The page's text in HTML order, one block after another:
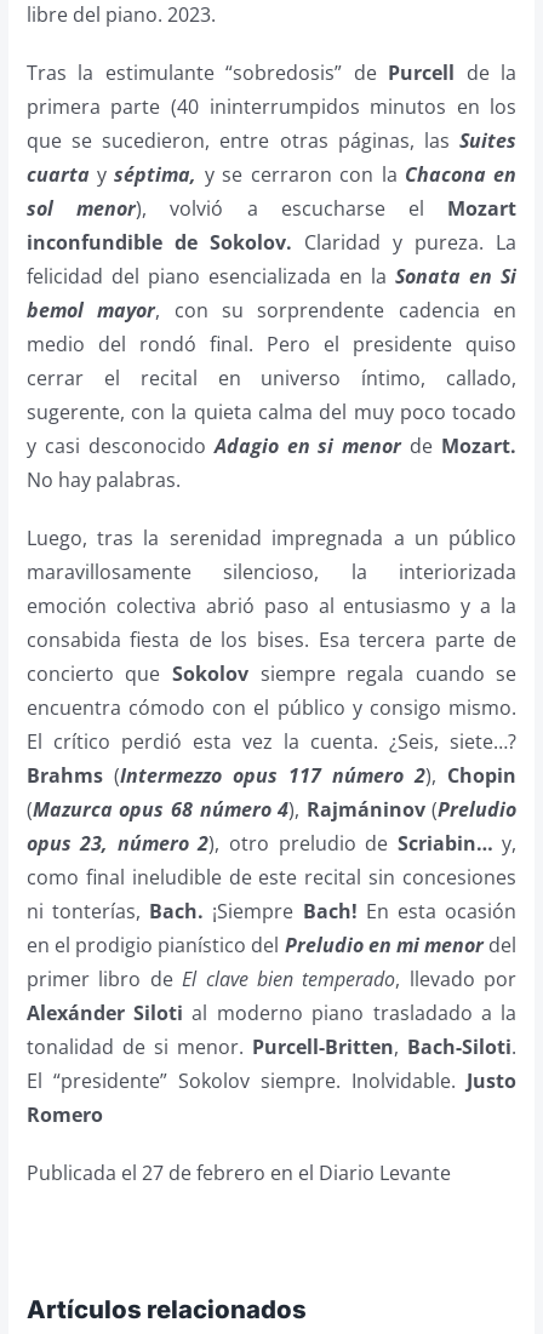
libre del piano. 2023.
Tras la estimulante “sobredosis” de Purcell de la
primera parte (40 ininterrumpidos minutos en los
que se sucedieron, entre otras páginas, lasSuites
cuartayséptima, y se cerraron con la Chacona en
sol menor), volvió a escucharse el Mozart
inconfundible de Sokolov. Claridad y pureza. La
felicidad del piano esencializada en laSonata en Si
bemol mayor, con su sorprendente cadencia en
medio del rondó final. Pero el presidente quiso
cerrar el recital en universo íntimo, callado,
sugerente, con la quieta calma del muy poco tocado
y casi desconocidoAdagio en si menorde Mozart.
No hay palabras.
Luego, tras la serenidad impregnada a un público
maravillosamente silencioso, la interiorizada
emoción colectiva abrió paso al entusiasmo y a la
consabida fiesta de los bises. Esa tercera parte de
concierto que Sokolovsiempre regala cuando se
encuentra cómodo con el público y consigo mismo.
El crítico perdió esta vez la cuenta. ¿Seis, siete…?
Brahms(Intermezzo opus 117 número 2), Chopin
(Mazurca opus 68 número 4), Rajmáninov(Preludio
opus 23, número 2), otro preludio de Scriabin… y,
como final ineludible de este recital sin concesiones
ni tonterías, Bach. ¡Siempre Bach! En esta ocasión
en el prodigio pianístico del Preludio en mi menordel
primer libro deEl clave bien temperado, llevado por
Alexánder Siloti al moderno piano trasladado a la
tonalidad de si menor. Purcell-Britten, Bach-Siloti.
El “presidente” Sokolov siempre. Inolvidable.Justo
Romero
Publicada el 27 de febrero en el Diario Levante
Artículos relacionados